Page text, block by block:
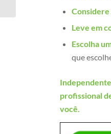
Leve em
Escolha
que
profissional
você.